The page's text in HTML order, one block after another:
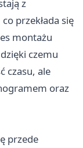
z
przekłada się
montażu
czemu
czasu, ale
oraz
przede